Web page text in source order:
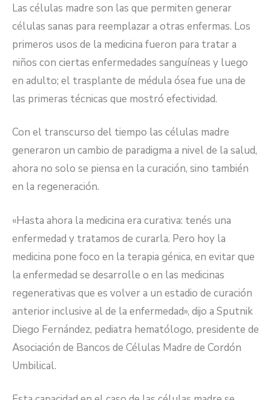
Las células madre son las que permiten generar
células sanas para reemplazar a otras enfermas. Los
primeros usos de la medicina fueron para tratar a
niños con ciertas enfermedades sanguíneas y luego
en adulto; el trasplante de médula ósea fue una de
las primeras técnicas que mostró efectividad.
Con el transcurso del tiempo las células madre
generaron un cambio de paradigma a nivel de la salud,
ahora no solo se piensa en la curación, sino también
en la regeneración.
«Hasta ahora la medicina era curativa: tenés una
enfermedad y tratamos de curarla. Pero hoy la
medicina pone foco en la terapia génica, en evitar que
la enfermedad se desarrolle o en las medicinas
regenerativas que es volver a un estadio de curación
anterior inclusive al de la enfermedad», dijo a Sputnik
Diego Fernández, pediatra hematólogo, presidente de
Asociación de Bancos de Células Madre de Cordón
Umbilical.